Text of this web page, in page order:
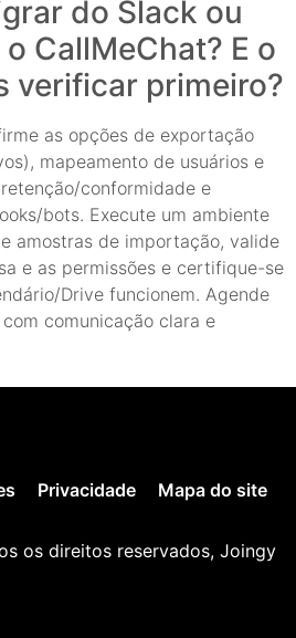
do Slack ou
CallMeChat? E o
verificar primeiro?
as opções de exportação
mapeamento de usuários e
conformidade e
bots. Execute um ambiente
amostras de importação, valide
e as permissões e certifique-se
Drive funcionem. Agende
comunicação clara e
Privacidade Mapa do site
os direitos reservados, Joingy